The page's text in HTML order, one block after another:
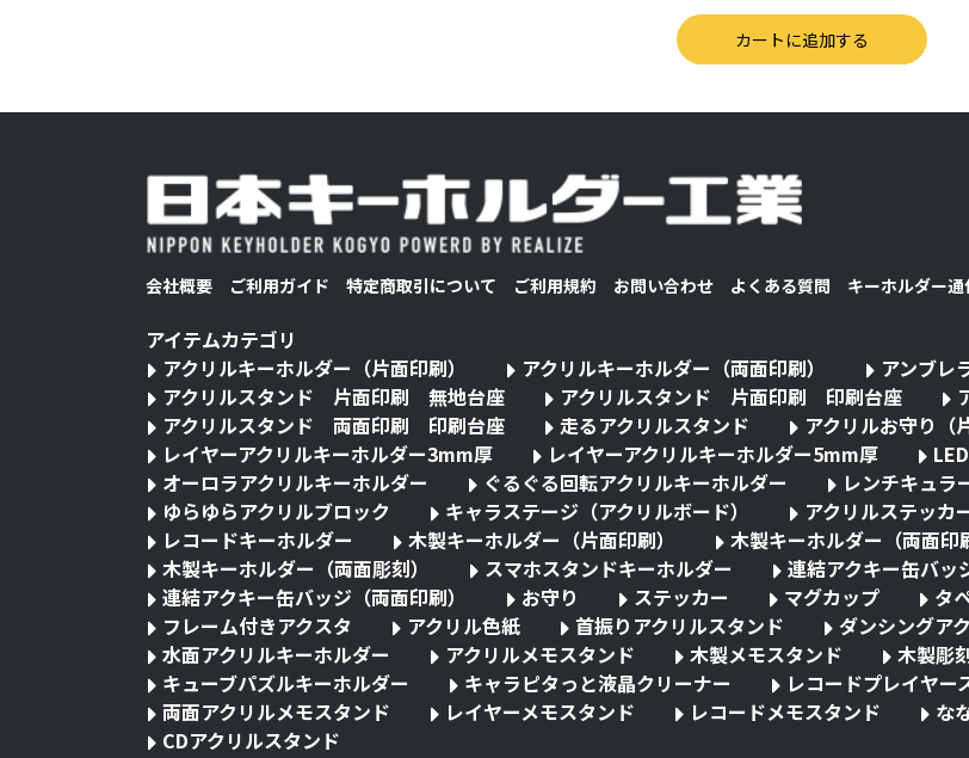
会社概要 ご利用ガイド 特定商取引について ご利用規約 お問い合わせ よくある質問 キーホルダー通
アイテムカテゴリ
アクリルキーホルダー（片面印刷）
アクリルキーホルダー（両面印刷）
アンブレ
アクリルスタンド 片面印刷 無地台座
アクリルスタンド 片面印刷 印刷台座
アクリルスタンド 両面印刷 印刷台座
走るアクリルスタンド アクリルお守り（
レイヤーアクリルキーホルダー3mm厚
レイヤーアクリルキーホルダー5mm厚
オーロラアクリルキーホルダー
ぐるぐる回転アクリルキーホルダー レンチキュラ
ゆらゆらアクリルブロック
キャラステージ（アクリルボード） アクリルステッカ
レコードキーホルダー
木製キーホルダー（片面印刷） 木製キーホルダー（両面印
木製キーホルダー（両面彫刻）
スマホスタンドキーホルダー
連結アクキー缶バッ
連結アクキー缶バッジ（両面印刷）
お守り ステッカー マグカップ タ
フレーム付きアクスタ
アクリル色紙 首振りアクリルスタンド ダンシングア
水面アクリルキーホルダー
アクリルメモスタンド 木製メモスタンド 木製彫
キューブパズルキーホルダー
キャラピタっと液晶クリーナー レコードプレイヤー
両面アクリルメモスタンド
レイヤーメモスタンド レコードメモスタンド な
CDアクリルスタンド